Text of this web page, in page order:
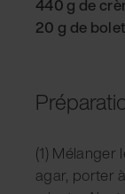
440 g de
20 g de
(1) Mélanger
agar, porter